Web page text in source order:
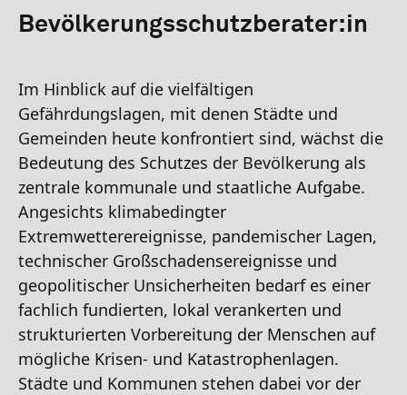
Bevölkerungsschutzberater:in
Im Hinblick auf die vielfältigen
Gefährdungslagen, mit denen Städte und
Gemeinden heute konfrontiert sind, wächst die
Bedeutung des Schutzes der Bevölkerung als
zentrale kommunale und staatliche Aufgabe.
Angesichts klimabedingter
Extremwetterereignisse, pandemischer Lagen,
technischer Großschadensereignisse und
geopolitischer Unsicherheiten bedarf es einer
fachlich fundierten, lokal verankerten und
strukturierten Vorbereitung der Menschen auf
mögliche Krisen- und Katastrophenlagen.
Städte und Kommunen stehen dabei vor der